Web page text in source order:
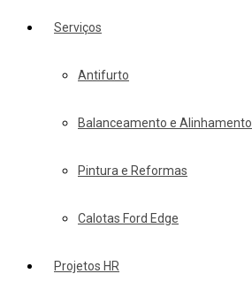
Serviços
Antifurto
Balanceamento e Alinhamento
Pintura e Reformas
Calotas Ford Edge
Projetos HR